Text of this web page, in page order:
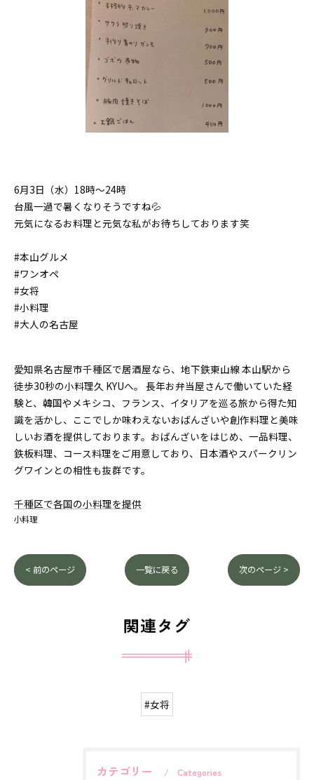
6月3日（水）18時〜24時
台風一過で暑くなりそうですね💦
元気になるお料理と元気な私がお待ちしております笑
#本山グルメ
#ワンオペ
#女将
#小料理
#大人の名古屋
愛知県名古屋市千種区で居酒屋なら、地下鉄東山線 本山駅から
徒歩30秒の小料理久 KYUへ。 長年お弁当屋さんで働いていた経
験と、韓国やメキシコ、フランス、イタリアを巡る旅から得た知
識を活かし、ここでしか味わえないおばんざいや創作料理と美味
しいお酒を提供しております。おばんざいをはじめ、一品料理、
鉄板料理、コース料理をご用意しており、日本酒やスパークリン
グワインとの相性も抜群です。
千種区で各国の小料理を提供
小料理
< 前のページ 一覧に戻る 次のページ >
関連タグ
#女将
カテゴリー Categories